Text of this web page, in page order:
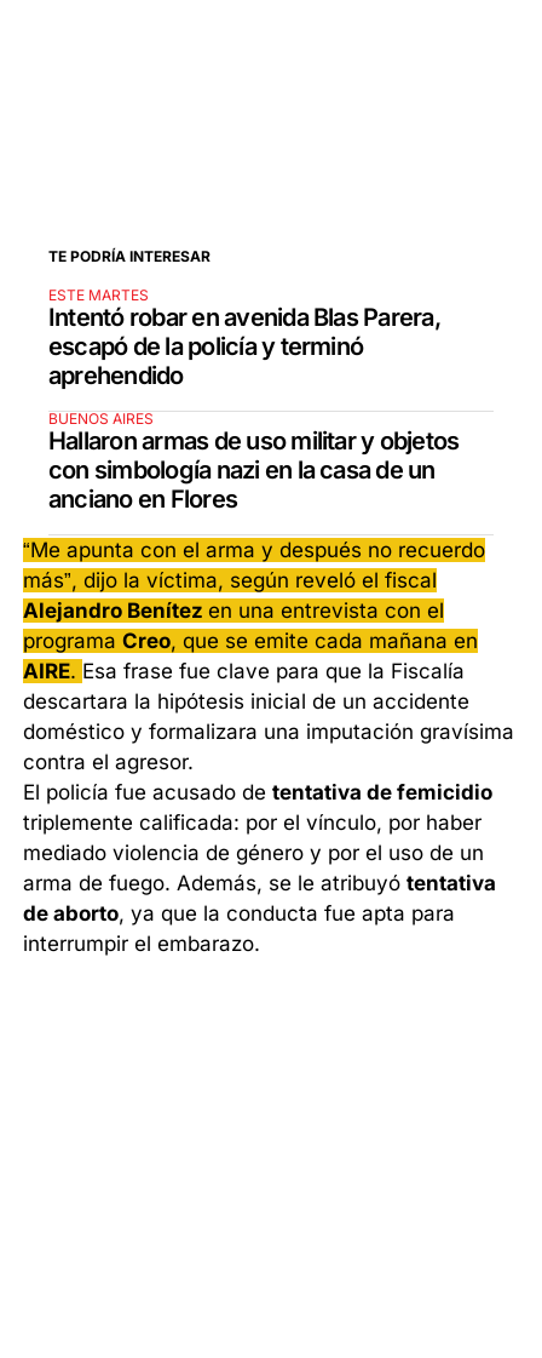
TE PODRÍA INTERESAR
ESTE MARTES
Intentó robar en avenida Blas Parera,
escapó de la policía y terminó
aprehendido
BUENOS AIRES
Hallaron armas de uso militar y objetos
con simbología nazi en la casa de un
anciano en Flores
“Me apunta con el arma y después no recuerdo
más”, dijo la víctima, según reveló el fiscal
Alejandro Benítezen una entrevista con el
programaCreo, que se emite cada mañana en
AIRE. Esa frase fue clave para que la Fiscalía
descartara la hipótesis inicial de un accidente
doméstico y formalizara una imputación gravísima
contra el agresor.
El policía fue acusado detentativa de femicidio
triplemente calificada: por el vínculo, por haber
mediado violencia de género y por el uso de un
arma de fuego. Además, se le atribuyótentativa
de aborto, ya que la conducta fue apta para
interrumpir el embarazo.